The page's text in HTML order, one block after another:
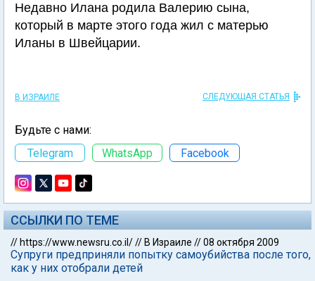
Недавно Илана родила Валерию сына,
который в марте этого года жил с матерью
Иланы в Швейцарии.
В ИЗРАИЛЕ СЛЕДУЮЩАЯ СТАТЬЯ
Будьте с нами:
Telegram
WhatsApp Facebook
ССЫЛКИ ПО ТЕМЕ
// https://www.newsru.co.il/// В Израиле //08 октября 2009
Супруги предприняли попытку самоубийства после того,
как у них отобрали детей